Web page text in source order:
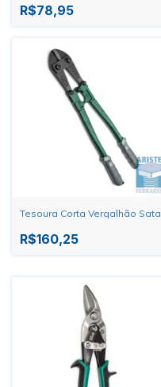
R$78,95
Tesoura Corta Vergalhão Sata
R$160,25